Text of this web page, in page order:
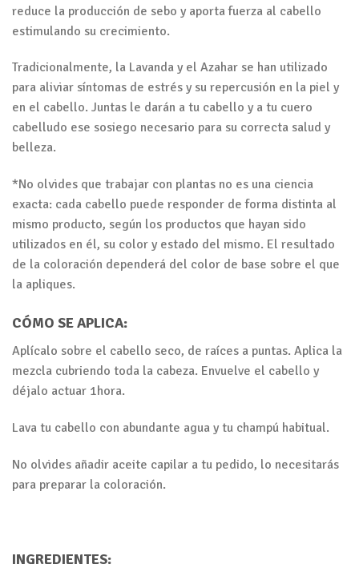
reduce la producción de sebo y aporta fuerza al cabello
estimulando su crecimiento.
Tradicionalmente, la Lavanda y el Azahar se han utilizado
para aliviar síntomas de estrés y su repercusión en la piel y
en el cabello. Juntas le darán a tu cabello y a tu cuero
cabelludo ese sosiego necesario para su correcta salud y
belleza.
*No olvides que trabajar con plantas no es una ciencia
exacta: cada cabello puede responder de forma distinta al
mismo producto, según los productos que hayan sido
utilizados en él, su color y estado del mismo. El resultado
de la coloración dependerá del color de base sobre el que
la apliques.
CÓMO SE APLICA:
Aplícalo sobre el cabello seco, de raíces a puntas. Aplica la
mezcla cubriendo toda la cabeza. Envuelve el cabello y
déjalo actuar 1hora.
Lava tu cabello con abundante agua y tu champú habitual.
No olvides añadir aceite capilar a tu pedido, lo necesitarás
para preparar la coloración.
INGREDIENTES: